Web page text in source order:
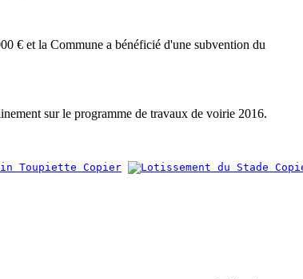
€ et la Commune a bénéficié d'une subvention du
sur le programme de travaux de voirie 2016.